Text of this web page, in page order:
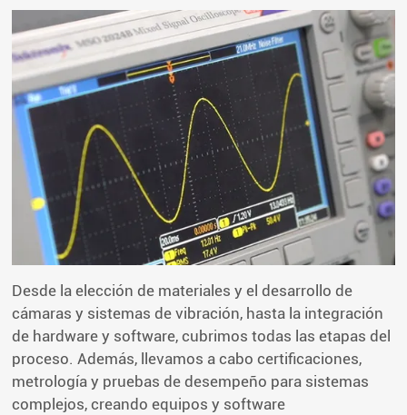
Desde la elección de materiales y el desarrollo de
cámaras y sistemas de vibración, hasta la integración
de hardware y software, cubrimos todas las etapas del
proceso. Además, llevamos a cabo certificaciones,
metrología y pruebas de desempeño para sistemas
complejos, creando equipos y software